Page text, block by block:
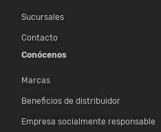
Sucursales
Contacto
Conócenos
Marcas
Beneficios de distribuidor
Empresa socialmente responsable